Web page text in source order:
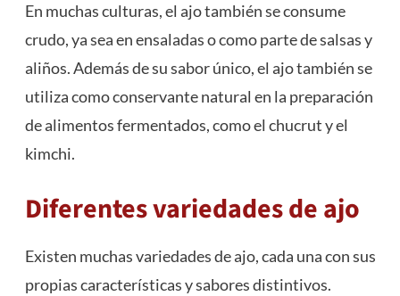
En muchas culturas, el ajo también se consume
crudo, ya sea en ensaladas o como parte de salsas y
aliños. Además de su sabor único, el ajo también se
utiliza como conservante natural en la preparación
de alimentos fermentados, como el chucrut y el
kimchi.
Diferentes variedades de ajo
Existen muchas variedades de ajo, cada una con sus
propias características y sabores distintivos.